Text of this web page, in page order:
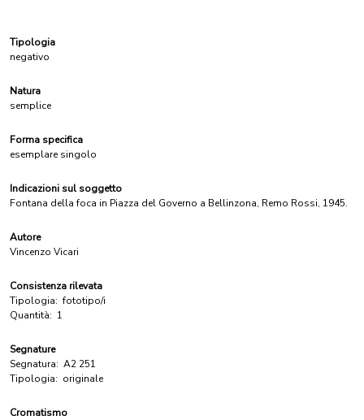
Tipologia
negativo
Natura
semplice
Forma specifica
esemplare singolo
Indicazioni sul soggetto
Fontana della foca in Piazza del Governo a Bellinzona, Remo Rossi, 1945.
Autore
Vincenzo Vicari
Consistenza rilevata
Tipologia: fototipo/i
Quantità: 1
Segnature
Segnatura: A2 251
Tipologia: originale
Cromatismo